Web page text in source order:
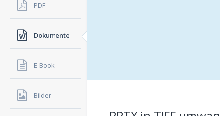
PDF
Dokumente
E-Book
Bilder